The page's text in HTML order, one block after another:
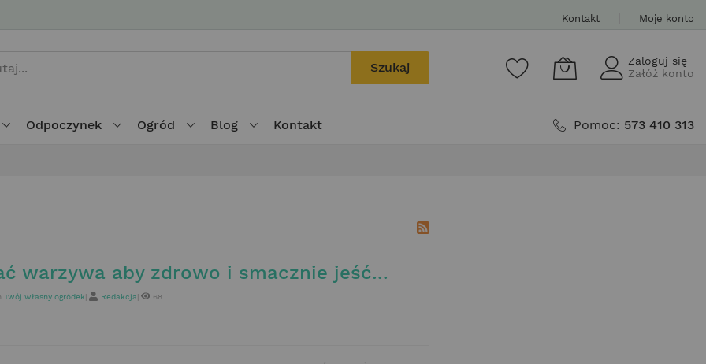
Kontakt Moje konto
Szukaj
Zaloguj się
Załóż konto
Odpoczynek Ogród Blog Kontakt Pomoc: 573 410 313
warzywa aby zdrowo i smacznie jeść...
Twój własny ogródek| Redakcja| 68